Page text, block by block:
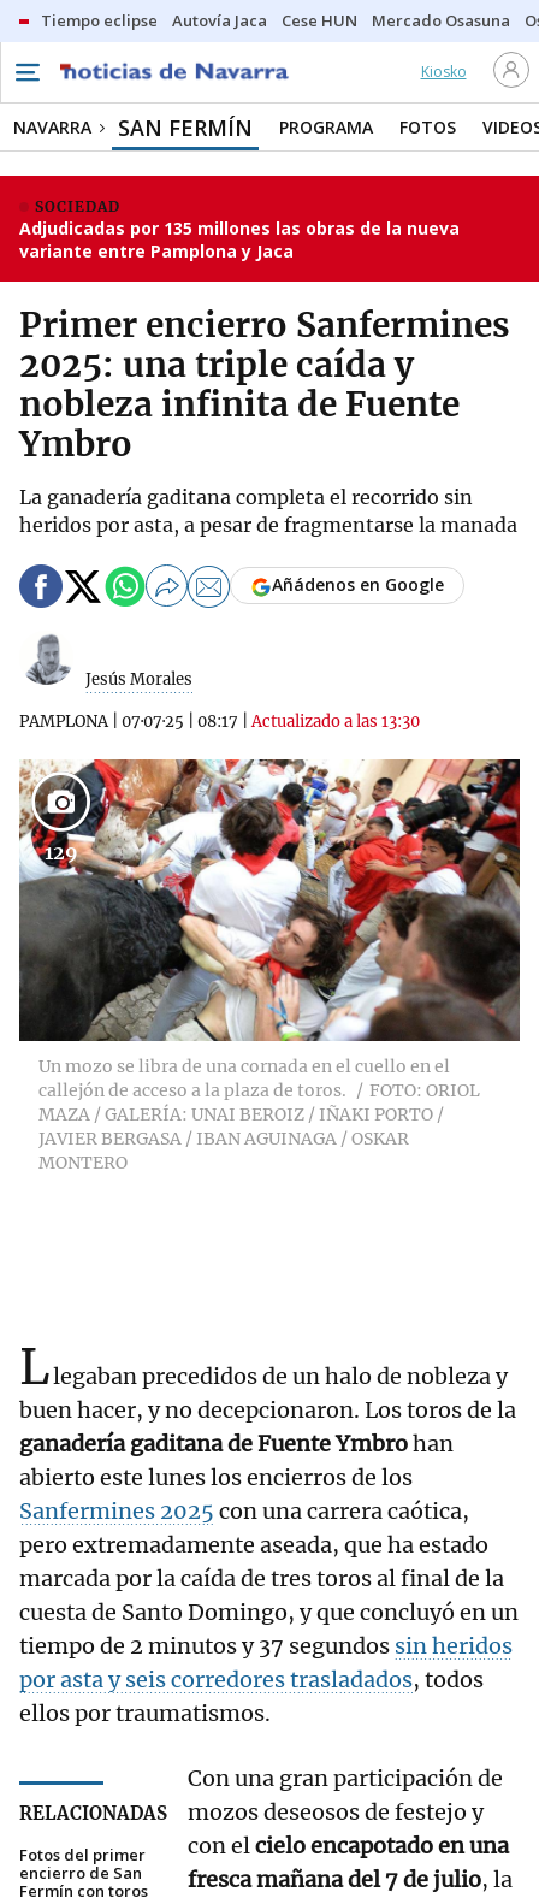
Tiempo eclipse Autovía Jaca Cese HUN Mercado Osasuna
Kiosko
NAVARRA SAN FERMÍN PROGRAMA FOTOS
SOCIEDAD
Adjudicadas por 135 millones las obras de la nueva
variante entre Pamplona y Jaca
Primer encierro Sanfermines
2025: una triple caída y
nobleza infinita de Fuente
Ymbro
La ganadería gaditana completa el recorrido sin
heridos por asta, a pesar de fragmentarse la manada
Jesús Morales
PAMPLONA| 07·07·25 08:17 |Actualizado a las 13:30
Añádenos en Google
129
Un mozo se libra de una cornada en el cuello en el
callejón de acceso a la plaza de toros.
FOTO: ORIOL
MAZA / GALERÍA: UNAI BEROIZ / IÑAKI PORTO /
JAVIER BERGASA / IBAN AGUINAGA / OSKAR
MONTERO
Llegaban precedidos de un halo de nobleza y
buen hacer, y no decepcionaron. Los toros de la
ganadería gaditana de Fuente Ymbrohan
abierto este lunes los encierros de los
Sanfermines 2025 con una carrera caótica,
pero extremadamente aseada, que ha estado
marcada por la caída de tres toros al final de la
cuesta de Santo Domingo, y que concluyó en un
tiempo de 2 minutos y 37 segundos sin heridos
por asta y seis corredores trasladados, todos
ellos por traumatismos.
RELACIONADAS
Fotos del primer
encierro de San
Fermín con toros
Con una gran participación de
mozos deseosos de festejo y
con elcielo encapotado en una
fresca mañana del 7 de julio, la